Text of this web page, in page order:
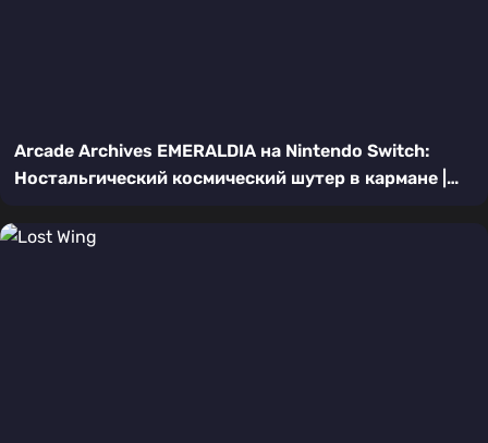
Arcade Archives EMERALDIA на Nintendo Switch:
Ностальгический космический шутер в кармане |